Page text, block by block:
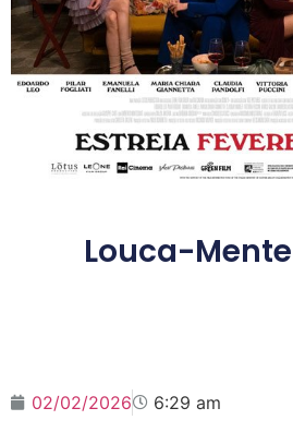
Louca-
02/02/2026 6:29 am